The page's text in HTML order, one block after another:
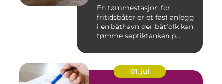
En tømmestasjon for
fritidsbåter er et fast anlegg
i en båthavn der båtfolk kan
tømme septiktanken p...
01. jul